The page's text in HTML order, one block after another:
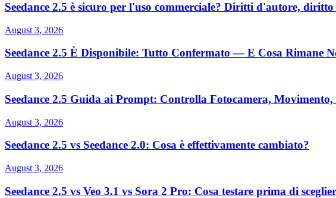
Seedance 2.5 è sicuro per l'uso commerciale? Diritti d'autore,
August 3, 2026
Seedance 2.5 È Disponibile: Tutto Confermato — E Cosa Rimane
August 3, 2026
Seedance 2.5 Guida ai Prompt: Controlla Fotocamera,
August 3, 2026
Seedance 2.5 vs Seedance 2.0: Cosa è effettivamente cambiato?
August 3, 2026
Seedance 2.5 vs Veo 3.1 vs Sora 2 Pro: Cosa testare prima di